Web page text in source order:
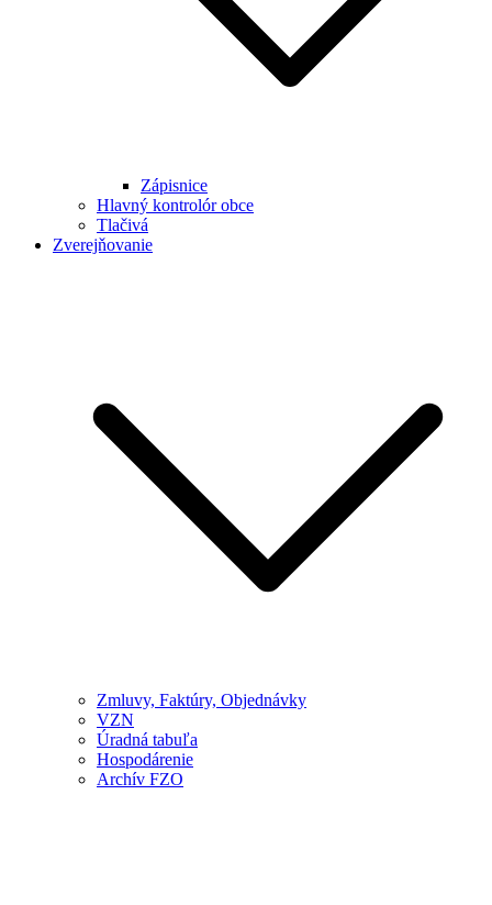
Zápisnice
Hlavný kontrolór obce
Tlačivá
Zverejňovanie
Zmluvy, Faktúry, Objednávky
VZN
Úradná tabuľa
Hospodárenie
Archív FZO